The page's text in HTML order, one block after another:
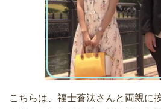
こちらは、福士蒼汰さんと両親に